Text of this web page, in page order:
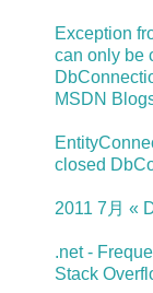
Exception
can only be
MSDN
closed
2011 7月 «
.net -
Stack